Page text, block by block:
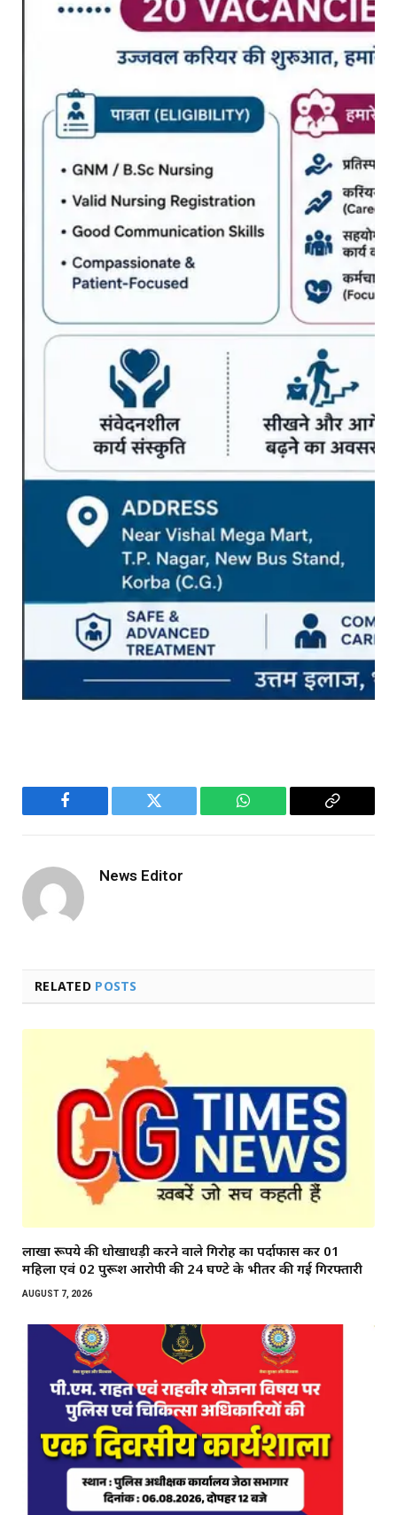
Facebook Twitter WhatsApp
Copy
News Editor
RELATED POSTS
लाखों रूपये की धोखाधड़ी करने वाले गिरोह का पर्दाफास कर 01
महिला एवं 02 पुरूश आरोपी की 24 घण्टे के भीतर की गई गिरफ्तारी
AUGUST 7, 2026